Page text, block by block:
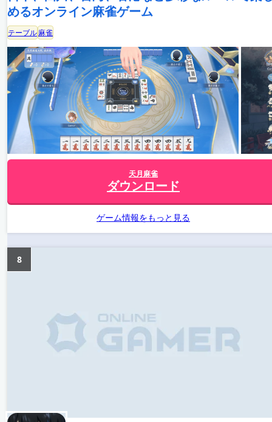
めるオンライン麻雀ゲーム
テーブル麻雀
天月麻雀
ダウンロード
ゲーム情報をもっと見る
8